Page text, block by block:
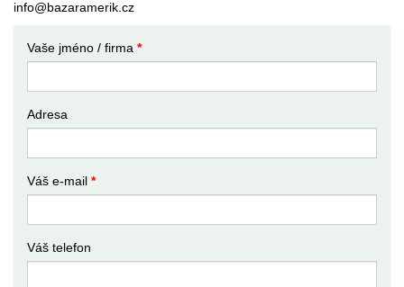
info@bazaramerik.cz
Vaše jméno / firma *
Adresa
Váš e-mail *
Váš telefon